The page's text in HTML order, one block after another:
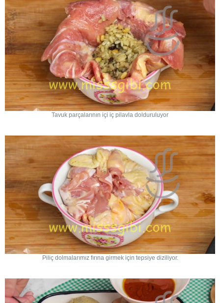
Tavuk parçalarının içi iç pilavla dolduruluyor
Piliç dolmalarımız fırına girmek için tepsiye diziliyor.